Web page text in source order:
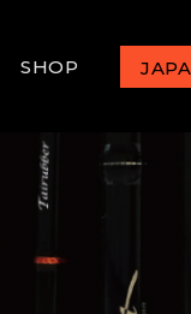
SHOP